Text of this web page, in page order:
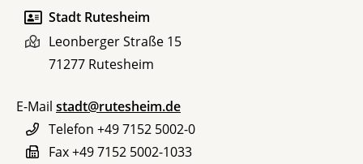
Stadt Rutesheim
Leonberger Straße 15
71277 Rutesheim
E-Mail stadt@rutesheim.de
Telefon +49 7152 5002-0
Fax+49 7152 5002-1033